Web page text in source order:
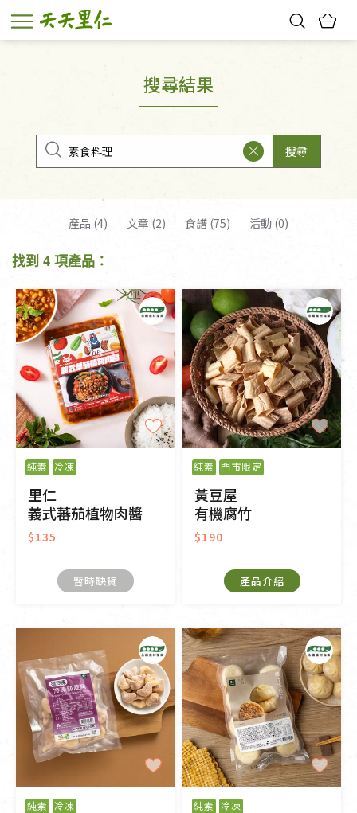
幸福節中獎名單
搜尋結果
搜尋
產品 (4) 文章 (2) 食譜 (75) 活動 (0)
找到 4 項產品：
純素 冷凍
里仁
義式蕃茄植物肉醬
$135
暫時缺貨
純素 門市限定
黃豆屋
有機腐竹
$190
產品介紹
純素 冷凍 純素 冷凍